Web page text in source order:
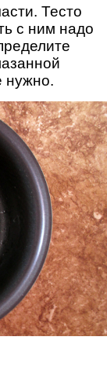
Тесто
с ним надо
нужно.